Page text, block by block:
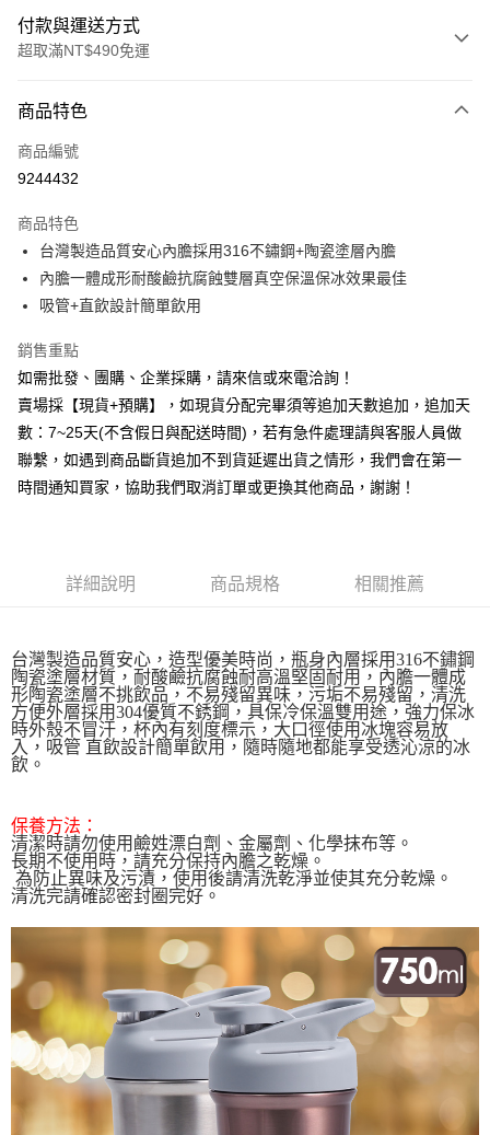
付款與運送方式
超取滿NT$490免運
信用卡一次付款
信用卡分期付款
合作金庫商業銀行
華南商業銀行
彰化商業銀行
上海商業儲蓄銀行
台北富邦商業銀行
國泰世華商業銀行
匯豐（台灣）商業銀行
聯邦商業銀行
遠東國際商業銀行
元大商業銀行
永豐商業銀行
台新國際商業銀行
中國信託商業銀行
台灣樂天信用卡公司
6 期 0 利率 每期
華南商業銀行
彰化商業銀行
上海商業儲蓄銀行
臺灣中小企業銀行
匯豐（台灣）商業銀行
華泰商業銀行
聯邦商業銀行
遠東國際商業銀行
元大商業銀行
永豐商業銀行
玉山商業銀行
星展（台灣）商業銀行
台灣樂天信用卡公司
12 期 0 利率 每期NT$73 21家銀行
合作金庫商業銀行
上海商業儲蓄銀行
國泰世華商業銀行
兆豐國際商業銀行
臺灣中小企業銀行
台中商業銀行
匯豐（台灣）商業銀行
華泰商業銀行
聯邦商業銀行
遠東國際商業銀行
元大商業銀行
永豐商業銀行
玉山商業銀行
星展（台灣）商業銀行
超商取貨付款
LINE Pay
Apple Pay
街口支付
悠遊付
相關說明
１．簡單：不需註冊會員、不需綁卡、不需儲值。
２．便利：只要手機號碼，簡訊認證，即可結帳。
３．安心：先確認商品／服務後，再付款。
【「AFTEE先享後付」結帳流程】
１．於結帳方式選擇「AFTEE先享後付」後，將跳轉至「AFTEE先享後付」
結帳頁面，進行簡訊認證並確認金額後，即可完成結帳。
３．收到繳費通知簡訊後14天內，點擊此簡訊中的連結，可透過四大超商／
ATM／網路銀行／等多元方式進行付款，方視為交易完成。
※ 請注意：結帳手續完成當下不需立刻繳費，但若您需要取消訂單，請聯絡
購買商品的店家。未經商家同意取消之訂單仍視為有效，需透過AFTEE先享
後付繳納相關費用。
是否繳費成功／繳費後需取消欲退款等相關疑問，請聯繫「AFTEE先享後付
https://netprotections.freshdesk.com/support/home
【注意事項】
１．透過由恩沛科技股份有限公司提供之「AFTEE先享後付」服務完成之交
易，需依本服務之必要範圍內提供個人資料，並將交易相關給付款項請求債
權轉讓予恩沛科技股份有限公司。
２．關於個人資料處理事宜，請瀏覽以下網址：
https://aftee.tw/terms/#terms3
３．未成年的使用者請事先徵得法定代理人或監護人之同意方可使用
「AFTEE先享後付」，若未經同意申辦者引起之損失，本公司不負相關責
貨到付款
運送方式
全家取貨付款三天後到
每筆NT$60，滿NT$490(含以上)免運費
全家離島取貨付款
每筆NT$100，滿NT$1,000(含以上)免運費
付款後全家取貨
每筆NT$60，滿NT$490(含以上)免運費
7-11離島取貨付款
每筆NT$100，滿NT$1,000(含以上)免運費
付款後7-11取貨
每筆NT$60，滿NT$490(含以上)免運費
商品特色
商品編號
9244432
商品特色
台灣製造品質安心內膽採用316不鏽鋼+陶瓷塗層內膽
內膽一體成形耐酸鹼抗腐蝕雙層真空保溫保冰效果最佳
吸管+直飲設計簡單飲用
銷售重點
如需批發、團購、企業採購，請來信或來電洽詢！
賣場採【現貨+預購】，如現貨分配完畢須等追加天數追加，追加天
數：7~25天(不含假日與配送時間)，若有急件處理請與客服人員做
聯繫，如遇到商品斷貨追加不到貨延遲出貨之情形，我們會在第一
時間通知買家，協助我們取消訂單或更換其他商品，謝謝！
詳細說明 商品規格 相關推薦
台灣製造品質安心，造型優美時尚，瓶身內層採用316不鏽鋼
陶瓷塗層材質，耐酸鹼抗腐蝕耐高溫堅固耐用，內膽一體成
形陶瓷塗層不挑飲品，不易殘留異味，污垢不易殘留，清洗
方便外層採用304優質不銹鋼，具保冷保溫雙用途，強力保冰
時外殼不冒汗，杯內有刻度標示，大口徑使用冰塊容易放
入，吸管 直飲設計簡單飲用，隨時隨地都能享受透沁涼的冰
飲。
保養方法：
清潔時請勿使用鹼姓漂白劑、金屬劑、化學抹布等。
長期不使用時，請充分保持內膽之乾燥。
為防止異味及污漬，使用後請清洗乾淨並使其充分乾燥。
清洗完請確認密封圈完好。